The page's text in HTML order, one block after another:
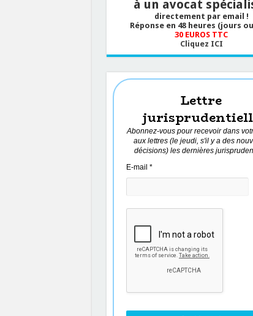
à un avocat
directement par email !
Réponse en 48 heures (jours
30 EUROS TTC
Cliquez ICI
Lettre
Abonnez-vous pour recevoir dans
aux lettres (le jeudi, s'il y a des
décisions) les dernières
E-mail *